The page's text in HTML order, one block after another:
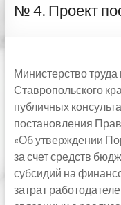
№ 4. Проект
Министерство
Ставропольского
публичных
постановления
«Об утверждении
за счет средств
субсидий на
затрат